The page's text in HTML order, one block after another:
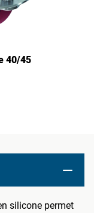
40/45
silicone permet